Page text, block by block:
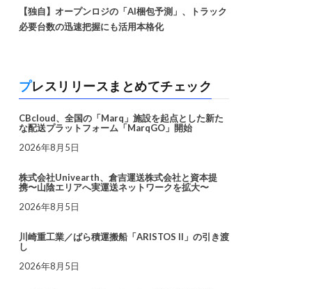
【独自】オープンロジの「AI梱包予測」、トラック
必要台数の迅速把握にも活用本格化
プレスリリースまとめてチェック
CBcloud、全国の「Marq」施設を起点とした新た
な配送プラットフォーム「MarqGO」開始
2026年8月5日
株式会社Univearth、倉吉運送株式会社と資本提
携〜山陰エリアへ実運送ネットワークを拡大〜
2026年8月5日
川崎重工業／ばら積運搬船「ARISTOS II」の引き渡
し
2026年8月5日